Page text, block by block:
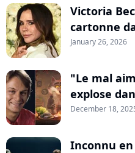
Victoria
cartonne
January 26, 2026
"Le mal
explose
December 18,
Inconnu